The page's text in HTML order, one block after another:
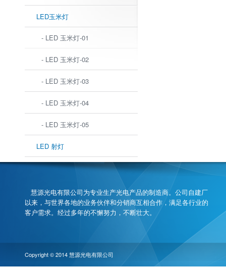
LED玉米灯
- LED 玉米灯-01
- LED 玉米灯-02
- LED 玉米灯-03
- LED 玉米灯-04
- LED 玉米灯-05
LED 射灯
慧源光电有限公司为专业生产光电产品的制造商。公司自建厂
以来，与世界各地的业务伙伴和分销商互相合作，满足各行业的
客户需求。经过多年的不懈努力，不断壮大。
Copyright © 2014 慧源光电有限公司